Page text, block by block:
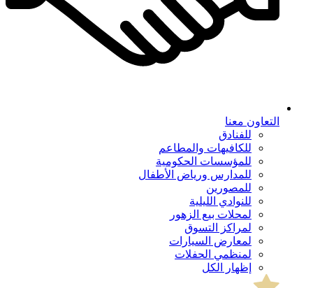
التعاون معنا
للفنادق
للكافيهات والمطاعم
للمؤسسات الحكومية
للمدارس ورياض الأطفال
للمصورين
للنوادي الليلية
لمحلات بيع الزهور
لمراكز التسوق
لمعارض السيارات
لمنظمي الحفلات
إظهار الكل